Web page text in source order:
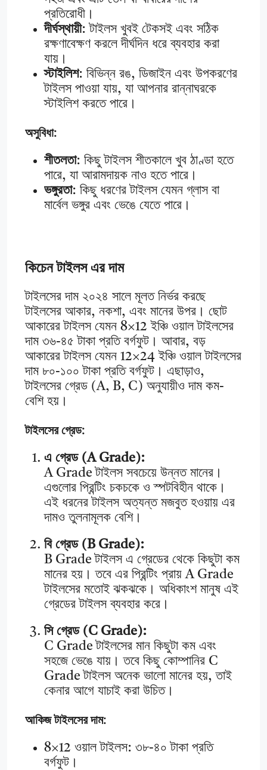
প্রতিরোধী।
দীর্ঘস্থায়ী: টাইলস খুবই টেকসই এবং সঠিক
রক্ষণাবেক্ষণ করলে দীর্ঘদিন ধরে ব্যবহার করা
যায়।
স্টাইলিশ: বিভিন্ন রঙ, ডিজাইন এবং উপকরণের
টাইলস পাওয়া যায়, যা আপনার রান্নাঘরকে
স্টাইলিশ করতে পারে।
অসুবিধা:
শীতলতা: কিছু টাইলস শীতকালে খুব ঠাণ্ডা হতে
পারে, যা আরামদায়ক নাও হতে পারে।
ভঙ্গুরতা: কিছু ধরণের টাইলস যেমন গ্লাস বা
মার্বেল ভঙ্গুর এবং ভেঙে যেতে পারে।
কিচেনটাইলস এর দাম
টাইলসের দাম ২০২৪ সালে মূলত নির্ভর করছে
টাইলসের আকার, নকশা, এবং মানের উপর। ছোট
আকারের টাইলস যেমন 8×12 ইঞ্চি ওয়াল টাইলসের
দাম ৩৬-৪৫ টাকা প্রতি বর্গফুট। আবার, বড়
আকারের টাইলস যেমন 12×24 ইঞ্চি ওয়াল টাইলসের
দাম ৮০-১০০ টাকা প্রতি বর্গফুট। এছাড়াও,
টাইলসের গ্রেড (A, B, C) অনুযায়ীও দাম কম-
বেশি হয়।
টাইলসের গ্রেড:
এ গ্রেড (A Grade):
A Grade টাইলস সবচেয়ে উন্নত মানের।
এগুলোর প্রিন্টিং চকচকে ও স্পটবিহীন থাকে।
এই ধরনের টাইলস অত্যন্ত মজবুত হওয়ায় এর
দামও তুলনামূলক বেশি।
বি গ্রেড (B Grade):
B Grade টাইলস এ গ্রেডের থেকে কিছুটা কম
মানের হয়। তবে এর প্রিন্টিং প্রায় A Grade
টাইলসের মতোই ঝকঝকে। অধিকাংশ মানুষ এই
গ্রেডের টাইলস ব্যবহার করে।
সি গ্রেড (C Grade):
C Grade টাইলসের মান কিছুটা কম এবং
সহজে ভেঙে যায়। তবে কিছু কোম্পানির C
Grade টাইলস অনেক ভালো মানের হয়, তাই
কেনার আগে যাচাই করা উচিত।
আকিজ টাইলসের দাম:
8×12 ওয়াল টাইলস: ৩৮-৪০ টাকা প্রতি
বর্গফুট।